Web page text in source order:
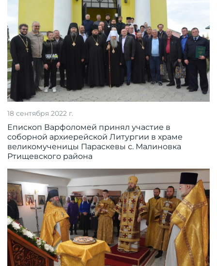
18 сентября 2022 г.
Епископ Варфоломей принял участие в
соборной архиерейской Литургии в храме
великомученицы Параскевы с. Малиновка
Ртищевского района